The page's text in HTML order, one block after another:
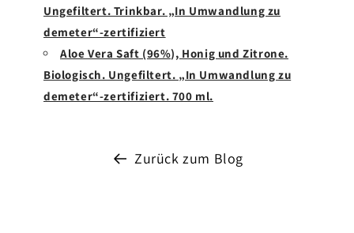
Ungefiltert. Trinkbar. „In Umwandlung zu
demeter“-zertifiziert
Aloe Vera Saft (96%), Honig und Zitrone.
Biologisch. Ungefiltert. „In Umwandlung zu
demeter“-zertifiziert. 700 ml.
Zurück zum Blog